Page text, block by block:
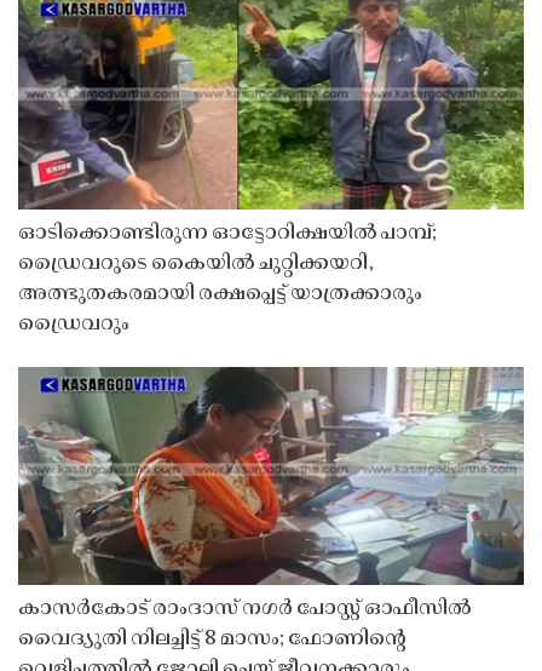
ഓടിക്കൊണ്ടിരുന്ന ഓട്ടോറിക്ഷയിൽ പാമ്പ്;
ഡ്രൈവറുടെ കൈയിൽ ചുറ്റിക്കയറി,
അത്ഭുതകരമായി രക്ഷപ്പെട്ട് യാത്രക്കാരും
ഡ്രൈവറും
കാസർകോട് രാംദാസ് നഗർ പോസ്റ്റ് ഓഫീസിൽ
വൈദ്യുതി നിലച്ചിട്ട് 8 മാസം; ഫോണിൻ്റെ